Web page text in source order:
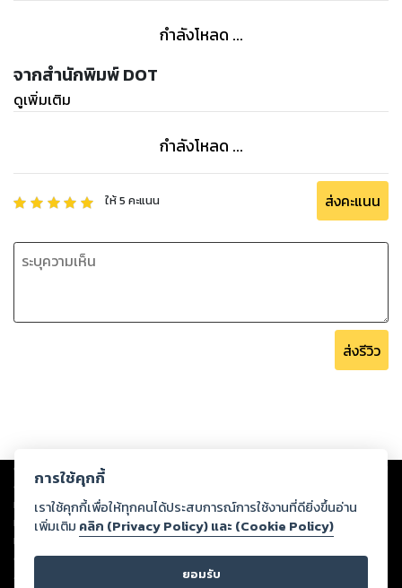
กำลังโหลด ...
จากสำนักพิมพ์ DOT
ดูเพิ่มเติม
กำลังโหลด ...
ให้5 คะแนน ส่งคะแนน
ส่งรีวิว
Copyright © 2026
ต่อผลงานหรือเนื้อหาใดที่อัปโหลดผ่านเว็บไซต์และปรากฏว่าละเมิดสิทธิใน
ทรัพย์สินทางปัญญาของบุคคลอื่นหรือขัดต่อกฎหมายและศีลธรรม ดังนั้น ผู้อ่าน
ทุกท่านโปรดใช้วิจารณญาณในการกลั่นกรองด้วยตนเอง และหากท่านพบว่าส่วน
หนึ่งส่วนใดขัดต่อกฎหมายและศีลธรรม กรุณาแจ้งมายังบริษัท เพื่อทีมงานจะได้
ดำเนินการในทันที ทั้งนี้ ทางสตอรี่ล็อกขอสงวนลิขสิทธิ์ตามพระราชบัญญัติ
ลิขสิทธิ์ พ.ศ. 2537 (ฉบับล่าสุด)
การใช้คุกกี้
เราใช้คุกกี้เพื่อให้ทุกคนได้ประสบการณ์การใช้งานที่ดียิ่งขึ้นอ่าน
เพิ่มเติม คลิก (Privacy Policy) และ (Cookie Policy)
ยอมรับ